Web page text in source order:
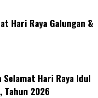
Hari Raya Galungan &
Selamat Hari Raya Idul
Tahun 2026